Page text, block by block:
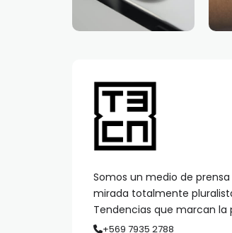
Somos un medio de
mirada totalmente
Tendencias que marcan la
+569 7935 2788